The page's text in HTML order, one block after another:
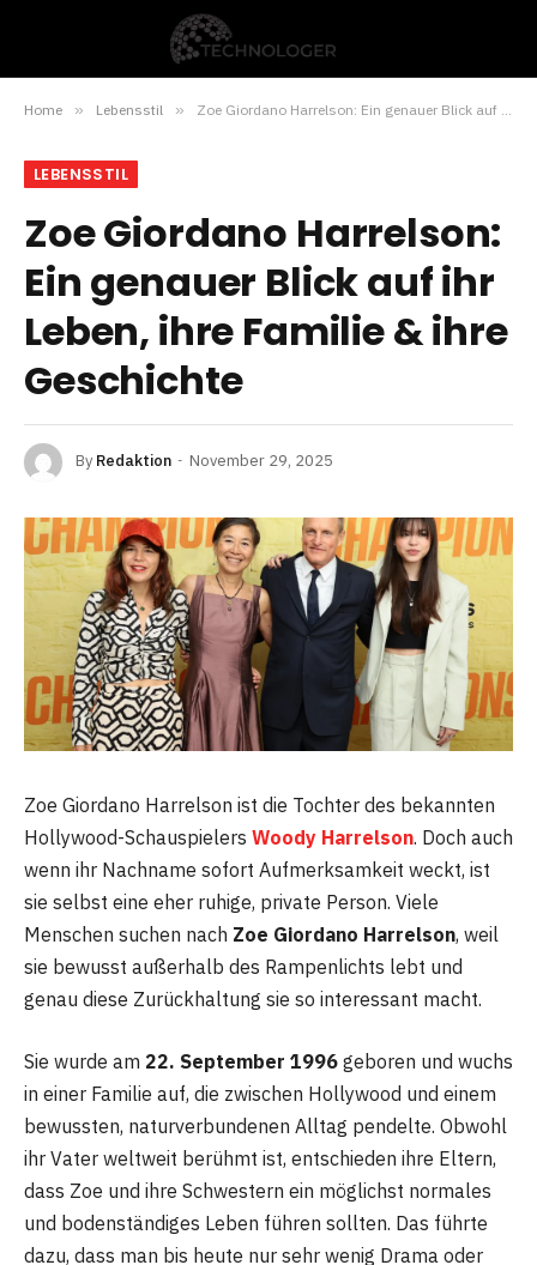
Home » Lebensstil » Zoe Giordano Harrelson: Ein genauer Blick auf ihr Leben, ihre Familie & ihre Geschichte
LEBENSSTIL
Zoe Giordano Harrelson:
Ein genauer Blick auf ihr
Leben, ihre Familie & ihre
Geschichte
By Redaktion November 29, 2025
Zoe Giordano Harrelson ist die Tochter des bekannten
Hollywood-Schauspielers Woody Harrelson. Doch auch
wenn ihr Nachname sofort Aufmerksamkeit weckt, ist
sie selbst eine eher ruhige, private Person. Viele
Menschen suchen nach Zoe Giordano Harrelson, weil
sie bewusst außerhalb des Rampenlichts lebt und
genau diese Zurückhaltung sie so interessant macht.
Sie wurde am 22. September 1996 geboren und wuchs
in einer Familie auf, die zwischen Hollywood und einem
bewussten, naturverbundenen Alltag pendelte. Obwohl
ihr Vater weltweit berühmt ist, entschieden ihre Eltern,
dass Zoe und ihre Schwestern ein möglichst normales
und bodenständiges Leben führen sollten. Das führte
dazu, dass man bis heute nur sehr wenig Drama oder